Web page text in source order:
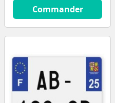
14.9 €Commander